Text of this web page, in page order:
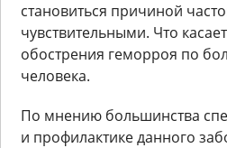
становиться причиной
чувствительными. Что
обострения геморроя по
человека.
По мнению большинства
и профилактике данного